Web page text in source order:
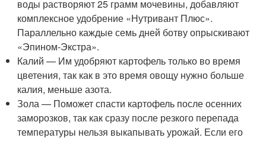
воды растворяют 25 грамм мочевины, добавляют
комплексное удобрение «Нутривант Плюс».
Параллельно каждые семь дней ботву опрыскивают
«Эпином-Экстра».
Калий — Им удобряют картофель только во время
цветения, так как в это время овощу нужно больше
калия, меньше азота.
Зола — Поможет спасти картофель после осенних
заморозков, так как сразу после резкого перепада
температуры нельзя выкапывать урожай. Если его